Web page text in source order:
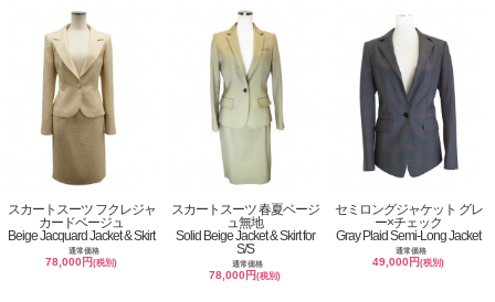
スカートスーツ フクレジャ
カードベージュ
Beige Jacquard Jacket & Skirt
通常価格
78,000円(税別)
スカートスーツ 春夏ベージ
ュ無地
Solid Beige Jacket & Skirt for
S/S
通常価格
78,000円(税別)
セミロングジャケット グレ
ー×チェック
Gray Plaid Semi-Long Jacket
通常価格
49,000円(税別)